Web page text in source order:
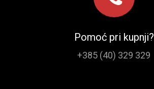
Pomoć pri kupnji?
+385 (40) 329 329